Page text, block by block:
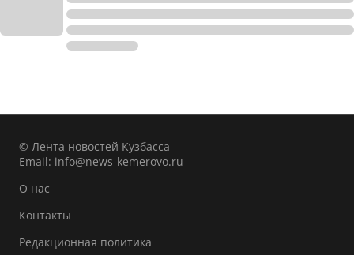
© Лента новостей Кузбасса
Email: info@news-kemerovo.ru
О нас
Контакты
Редакционная политика